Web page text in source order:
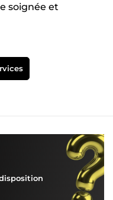
soignée et